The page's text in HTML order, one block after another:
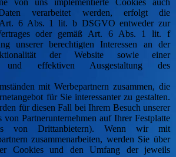
von uns implementierte Cookies auch
Daten verarbeitet werden, erfolgt die
Art. 6 Abs. 1 lit. b DSGVO entweder zur
oder gemäß Art. 6 Abs. 1 lit. f
unserer berechtigten Interessen an der
der Website sowie einer
und effektiven Ausgestaltung des
mit Werbepartnern zusammen, die
für Sie interessanter zu gestalten.
für diesen Fall bei Ihrem Besuch unserer
von Partnerunternehmen auf Ihrer Festplatte
von Drittanbietern). Wenn wir mit
zusammenarbeiten, werden Sie über
Cookies und den Umfang der jeweils